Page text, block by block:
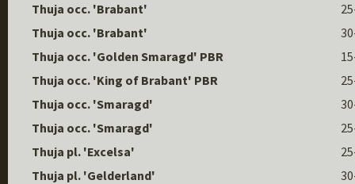
Thuja occ. 'Brabant'
Thuja occ. 'Brabant'
Thuja occ. 'Golden Smaragd' PBR
Thuja occ. 'King of Brabant' PBR
Thuja occ. 'Smaragd'
Thuja occ. 'Smaragd'
Thuja pl. 'Excelsa'
Thuja pl. 'Gelderland'